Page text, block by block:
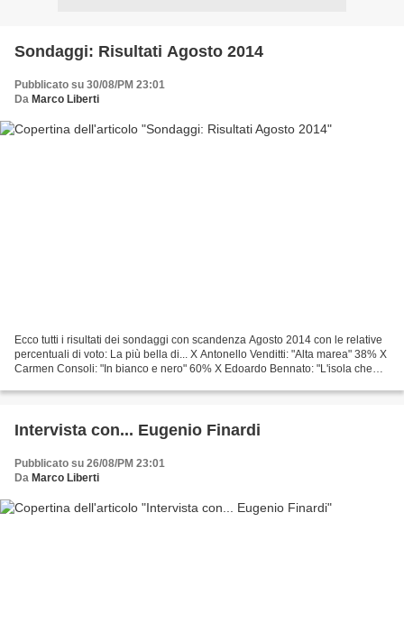
Sondaggi: Risultati Agosto 2014
Pubblicato su 30/08/PM 23:01
Da Marco Liberti
Ecco tutti i risultati dei sondaggi con scandenza Agosto 2014 con le relative
percentuali di voto: La più bella di... X Antonello Venditti: "Alta marea" 38% X
Carmen Consoli: "In bianco e nero" 60% X Edoardo Bennato: "L'isola che
Intervista con... Eugenio Finardi
Pubblicato su 26/08/PM 23:01
Da Marco Liberti